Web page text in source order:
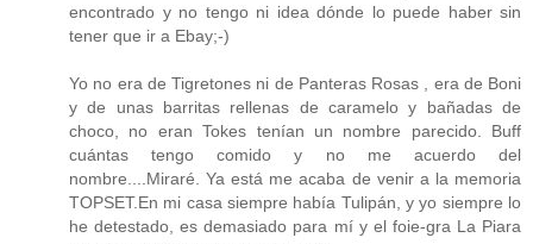
encontrado y no tengo ni idea dónde lo puede haber sin
tener que ir a Ebay;-)
Yo no era de Tigretones ni de Panteras Rosas , era de Boni
y de unas barritas rellenas de caramelo y bañadas de
choco, no eran Tokes tenían un nombre parecido. Buff
cuántas tengo comido y no me acuerdo del
nombre....Miraré. Ya está me acaba de venir a la memoria
TOPSET.En mi casa siempre había Tulipán, y yo siempre lo
he detestado, es demasiado para mí y el foie-gra La Piara